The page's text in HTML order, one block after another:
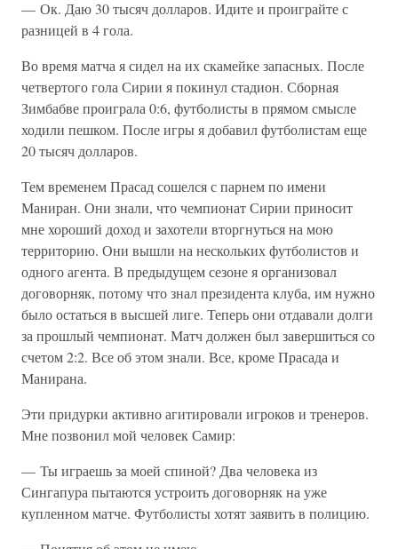
— Ок. Даю 30 тысяч долларов. Идите и проиграйте с
разницей в 4 гола.
Во время матча я сидел на их скамейке запасных. После
четвертого гола Сирии я покинул стадион. Сборная
Зимбабве проиграла 0:6, футболисты в прямом смысле
ходили пешком. После игры я добавил футболистам еще
20 тысяч долларов.
Тем временем Прасад сошелся с парнем по имени
Маниран. Они знали, что чемпионат Сирии приносит
мне хороший доход и захотели вторгнуться на мою
территорию. Они вышли на нескольких футболистов и
одного агента. В предыдущем сезоне я организовал
договорняк, потому что знал президента клуба, им нужно
было остаться в высшей лиге. Теперь они отдавали долги
за прошлый чемпионат. Матч должен был завершиться со
счетом 2:2. Все об этом знали. Все, кроме Прасада и
Манирана.
Эти придурки активно агитировали игроков и тренеров.
Мне позвонил мой человек Самир:
— Ты играешь за моей спиной? Два человека из
Сингапура пытаются устроить договорняк на уже
купленном матче. Футболисты хотят заявить в полицию.